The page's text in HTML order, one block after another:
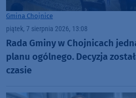
Gmina Chojnice
piątek, 7 sierpnia 2026, 13:08
Rada Gminy w Chojnicach
planu ogólnego. Decyzja
czasie